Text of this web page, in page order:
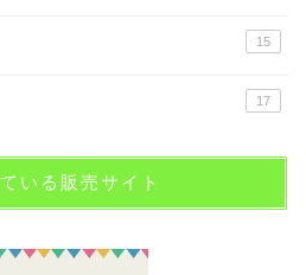
15
17
いる販売サイト